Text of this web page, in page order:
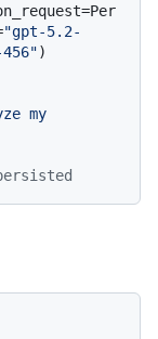
"gpt-5.2-
)
my